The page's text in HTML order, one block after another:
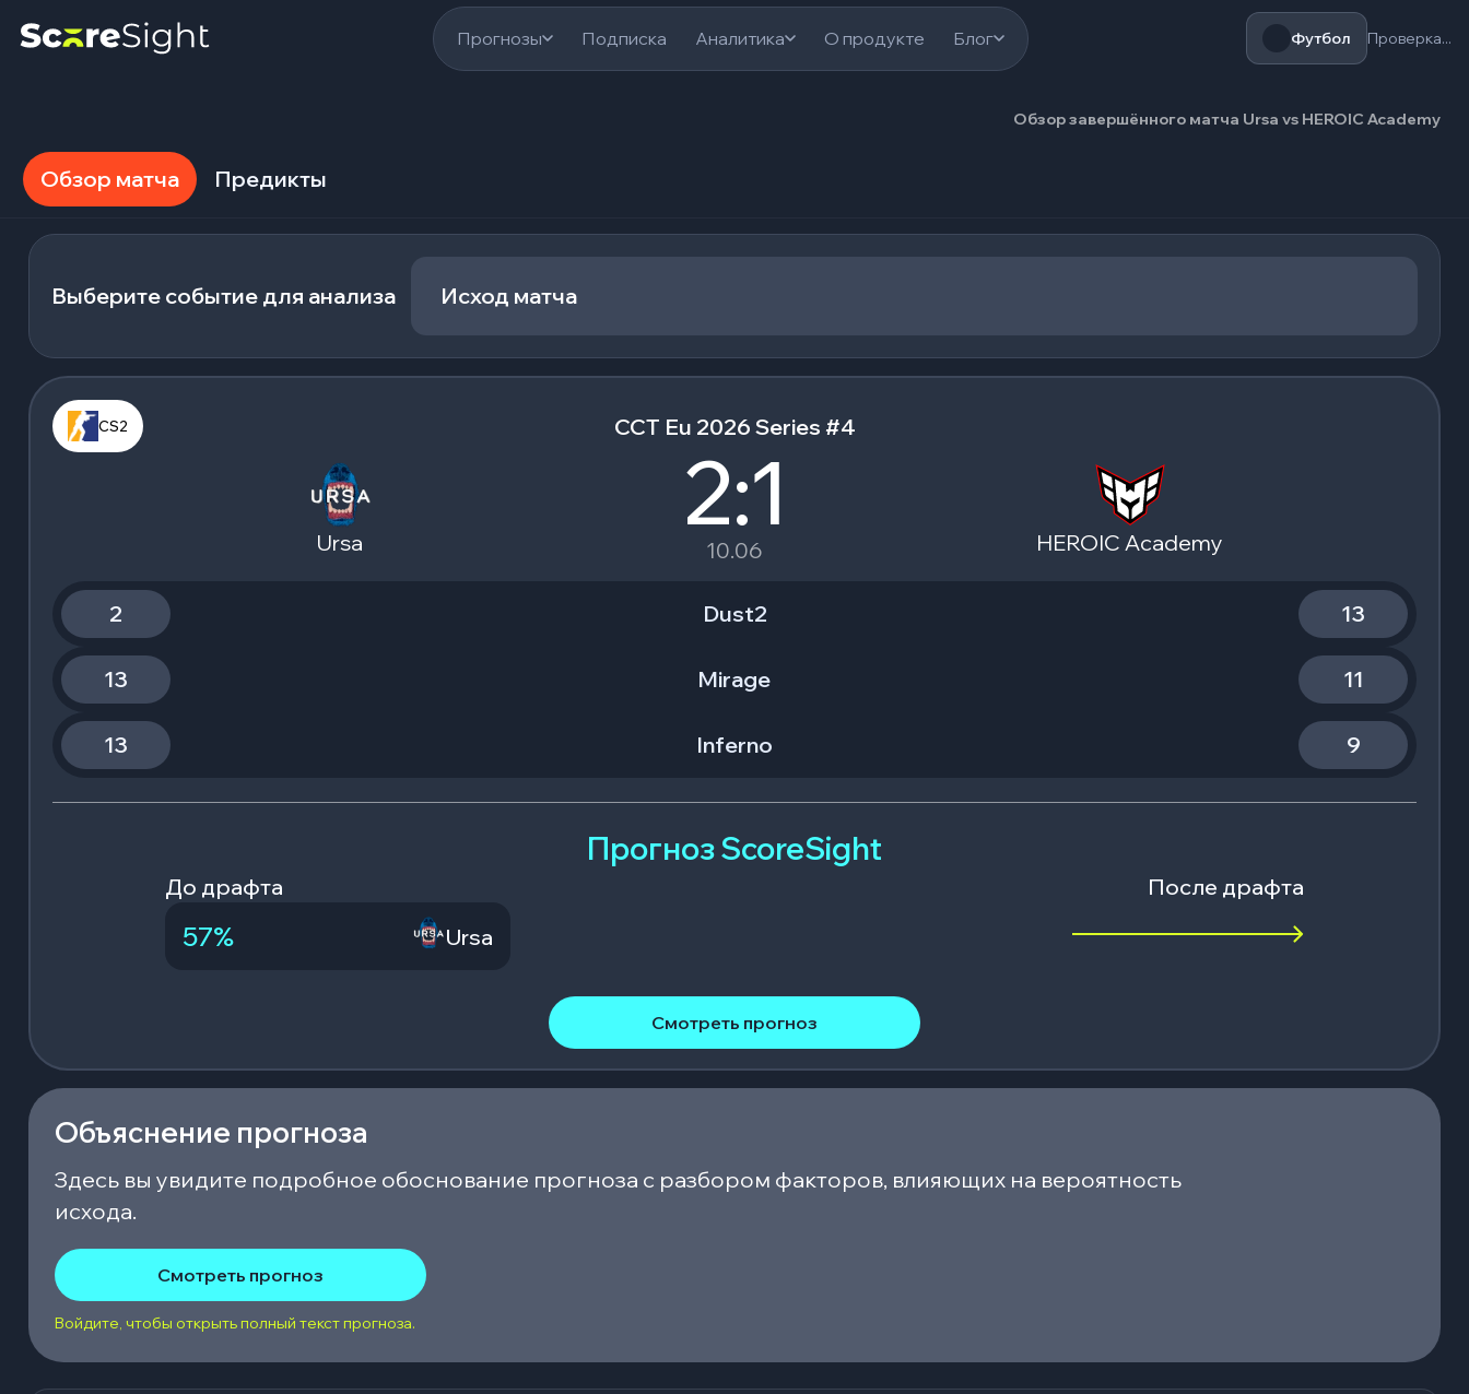
Прогнозы Подписка Аналитика О продукте Блог Футбол Проверка...
Обзор завершённого матча Ursa vs HEROIC Academy
Обзор матча Предикты
Выберите событие для анализа Исход матча
CS2 CCT Eu 2026 Series #4
Ursa 2:1
10.06 HEROIC Academy
2 Dust2 13
13 Mirage 11
13 Inferno 9
Прогноз ScoreSight
До драфта После драфта
57% Ursa
Смотреть прогноз
Объяснение прогноза
Здесь вы увидите подробное обоснование прогноза с разбором факторов, влияющих на вероятность
исхода.
Смотреть прогноз
Войдите, чтобы открыть полный текст прогноза.